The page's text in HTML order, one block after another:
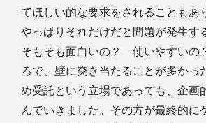
てほしい的な要求をされることもあ
やっぱりそれだけだと問題が発生す
そもそも面白いの？ 使いやすいの
ろで、壁に突き当たることが多かっ
め受託という立場であっても、企画
んでいきました。その方が最終的に